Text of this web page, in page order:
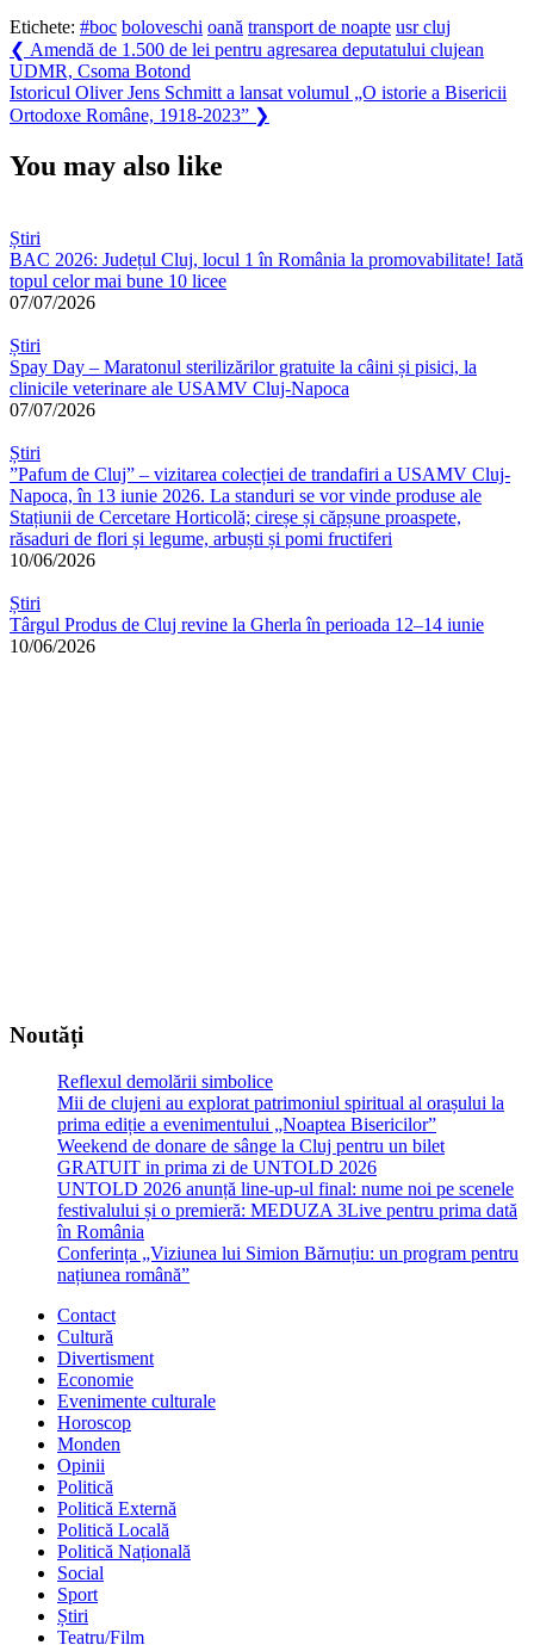
Etichete: #boc boloveschi oană transport de noapte usr cluj
Navigare
în
articole
❮ Previous
Post:
Amendă de 1.500 de lei pentru agresarea deputatului clujean
UDMR, Csoma Botond
Next
Post:
Istoricul Oliver Jens Schmitt a lansat volumul „O istorie a Bisericii
Ortodoxe Române, 1918-2023” ❯
You may also like
Știri
BAC 2026: Județul Cluj, locul 1 în România la promovabilitate! Iată
topul celor mai bune 10 licee
07/07/2026
Știri
Spay Day – Maratonul sterilizărilor gratuite la câini și pisici, la
clinicile veterinare ale USAMV Cluj-Napoca
07/07/2026
Știri
”Pafum de Cluj” – vizitarea colecției de trandafiri a USAMV Cluj-
Napoca, în 13 iunie 2026. La standuri se vor vinde produse ale
Stațiunii de Cercetare Horticolă; cireșe și căpșune proaspete,
răsaduri de flori și legume, arbuști și pomi fructiferi
10/06/2026
Știri
Târgul Produs de Cluj revine la Gherla în perioada 12–14 iunie
10/06/2026
Noutăți
Reflexul demolării simbolice
Mii de clujeni au explorat patrimoniul spiritual al orașului la
prima ediție a evenimentului „Noaptea Bisericilor”
Weekend de donare de sânge la Cluj pentru un bilet
GRATUIT in prima zi de UNTOLD 2026
UNTOLD 2026 anunță line-up-ul final: nume noi pe scenele
festivalului și o premieră: MEDUZA 3Live pentru prima dată
în România
Conferința „Viziunea lui Simion Bărnuțiu: un program pentru
națiunea română”
Contact
Cultură
Divertisment
Economie
Evenimente culturale
Horoscop
Monden
Opinii
Politică
Politică Externă
Politică Locală
Politică Națională
Social
Sport
Știri
Teatru/Film